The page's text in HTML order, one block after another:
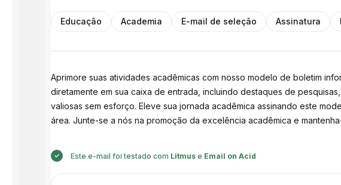
Educação Academia E-mail de seleção Assinatura
Aprimore suas atividades acadêmicas com nosso modelo de boletim
diretamente em sua caixa de entrada, incluindo destaques de
valiosas sem esforço. Eleve sua jornada acadêmica assinando este
área. Junte-se a nós na promoção da excelência acadêmica e
Este e-mail foi testado com Litmus e Email on Acid